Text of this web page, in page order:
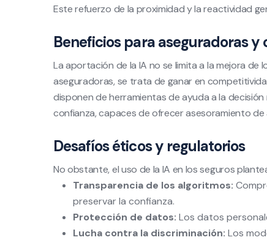
Este refuerzo de la proximidad y la reactividad
Beneficios para aseguradoras y
La aportación de la IA no se limita a la mejora de
aseguradoras, se trata de ganar en
disponen de herramientas de ayuda a la
confianza, capaces de ofrecer asesoramiento
Desafíos éticos y regulatorios
No obstante, el uso de la IA en los seguros
Transparencia de los algoritmos:
preservar la confianza.
Protección de datos: Los datos
Lucha contra la discriminación: Los